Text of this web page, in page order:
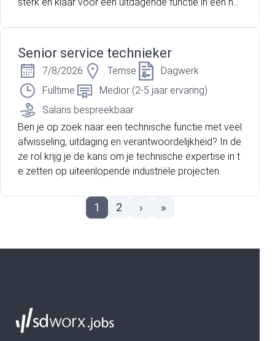
Senior service technieker
7/8/2026 Temse
Dagwerk
Fulltime
Medior (2-5 jaar ervaring)
Salaris bespreekbaar
Ben je op zoek naar een technische functie met veel
afwisseling, uitdaging en verantwoordelijkheid? In de
ze rol krijg je de kans om je technische expertise in t
e zetten op uiteenlopende industriële projecten.
1 2 › »